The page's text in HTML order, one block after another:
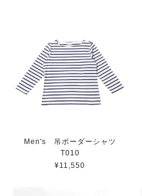
Men's 吊ボーダーシャツ
T010
¥11,550